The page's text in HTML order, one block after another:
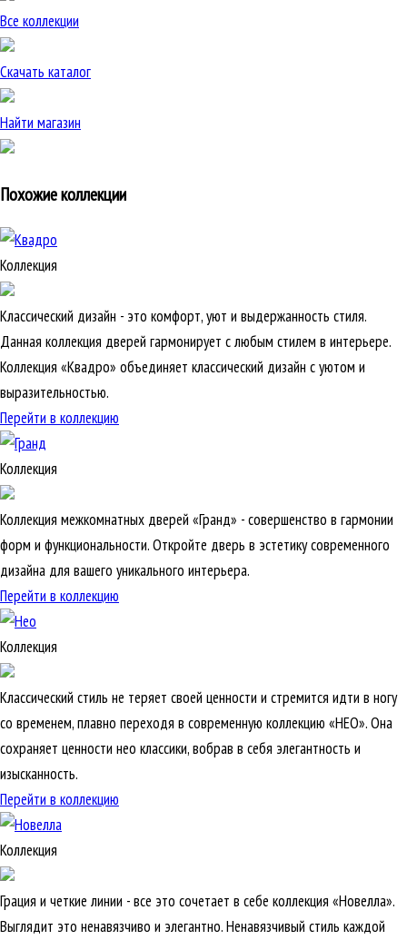
Все коллекции
Скачать каталог
Найти магазин
Похожие коллекции
Коллекция
Классический дизайн - это комфорт, уют и выдержанность стиля.
Данная коллекция дверей гармонирует с любым стилем в интерьере.
Коллекция «Квадро» объединяет классический дизайн с уютом и
выразительностью.
Перейти в коллекцию
Коллекция
Коллекция межкомнатных дверей «Гранд» - совершенство в гармонии
форм и функциональности. Откройте дверь в эстетику современного
дизайна для вашего уникального интерьера.
Перейти в коллекцию
Коллекция
Классический стиль не теряет своей ценности и стремится идти в ногу
со временем, плавно переходя в современную коллекцию «НЕО». Она
сохраняет ценности нео классики, вобрав в себя элегантность и
изысканность.
Перейти в коллекцию
Коллекция
Грация и четкие линии - все это сочетает в себе коллекция «Новелла».
Выглядит это ненавязчиво и элегантно. Ненавязчивый стиль каждой